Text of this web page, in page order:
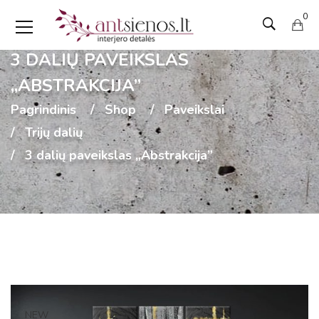
0
3 DALIŲ PAVEIKSLAS
„ABSTRAKCIJA”
Pagrindinis Shop
Paveikslai
Trijų dalių
3 dalių paveikslas „Abstrakcija”
NEW